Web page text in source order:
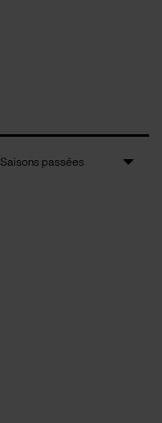
Saisons passées